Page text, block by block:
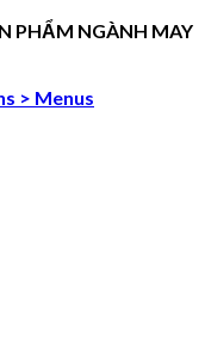
PHẨM NGÀNH MAY
> Menus